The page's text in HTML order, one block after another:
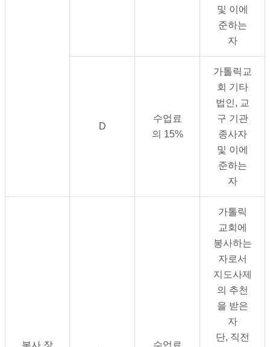
및 이에
준하는
자
D
수업료
의 15%
가톨릭교
회 기타
법인 , 교
구 기관
종사자
및 이에
준하는
자
가톨릭
교회에
봉사하는
자로서
지도사제
의 추천
을 받은
자
단, 직전